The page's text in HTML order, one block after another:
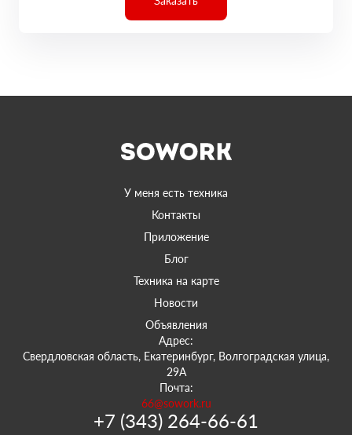
У меня есть техника
Контакты
Приложение
Блог
Техника на карте
Новости
Объявления
Адрес:
Свердловская область, Екатеринбург, Волгоградская улица,
29А
Почта:
66@sowork.ru
+7 (343) 264-66-61